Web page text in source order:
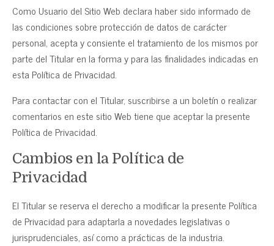
Como Usuario del Sitio Web declara haber sido informado de
las condiciones sobre protección de datos de carácter
personal, acepta y consiente el tratamiento de los mismos por
parte del Titular en la forma y para las finalidades indicadas en
esta Política de Privacidad.
Para contactar con el Titular, suscribirse a un boletín o realizar
comentarios en este sitio Web tiene que aceptar la presente
Política de Privacidad.
Cambios en la Política de
Privacidad
El Titular se reserva el derecho a modificar la presente Política
de Privacidad para adaptarla a novedades legislativas o
jurisprudenciales, así como a prácticas de la industria.